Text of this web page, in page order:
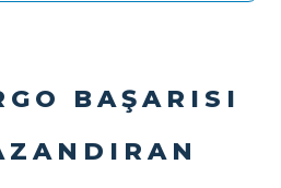
BAŞARISI